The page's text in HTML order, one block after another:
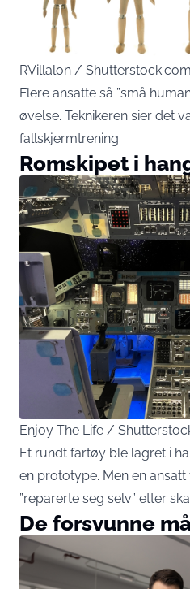
RVillalon / Shutterstock.com
Flere ansatte så ”små
øvelse. Teknikeren sier det
fallskjermtrening.
Romskipet i
Enjoy The Life /
Et rundt fartøy ble lagret i
en prototype. Men en
”reparerte seg selv” etter
De forsvunne